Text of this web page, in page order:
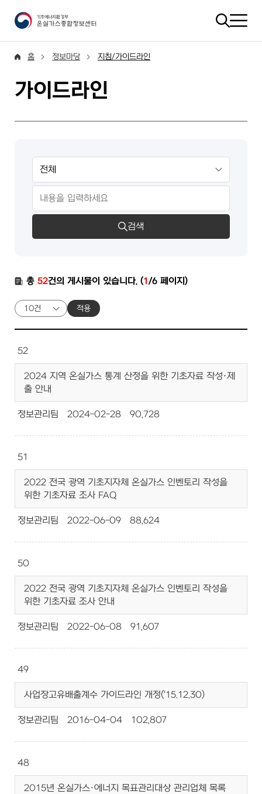
홈 정보마당 지침/가이드라인
가이드라인
검색
총 52건의 게시물이 있습니다. (1/6 페이지)
적용
52
2024 지역 온실가스 통계 산정을 위한 기초자료 작성·제
출 안내
정보관리팀 2024-02-28 90,728
51
2022 전국 광역 기초지자체 온실가스 인벤토리 작성을
위한 기초자료 조사 FAQ
정보관리팀 2022-06-09 88,624
50
2022 전국 광역 기초지자체 온실가스 인벤토리 작성을
위한 기초자료 조사 안내
정보관리팀 2022-06-08 91,607
49
사업장고유배출계수 가이드라인 개정('15.12.30)
정보관리팀 2016-04-04 102,807
48
2015년 온실가스·에너지 목표관리대상 관리업체 목록